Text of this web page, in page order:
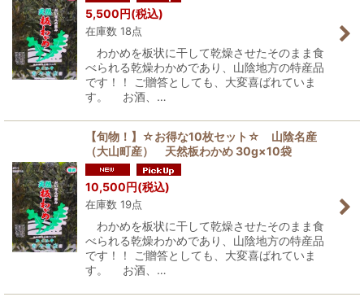
5,500円(税込)
在庫数 18点
わかめを板状に干して乾燥させたそのまま食
べられる乾燥わかめであり、山陰地方の特産品
です！！ ご贈答としても、大変喜ばれていま
す。 お酒、…
【旬物！】☆お得な10枚セット☆ 山陰名産
（大山町産） 天然板わかめ 30g×10袋
10,500円(税込)
在庫数 19点
わかめを板状に干して乾燥させたそのまま食
べられる乾燥わかめであり、山陰地方の特産品
です！！ ご贈答としても、大変喜ばれていま
す。 お酒、…